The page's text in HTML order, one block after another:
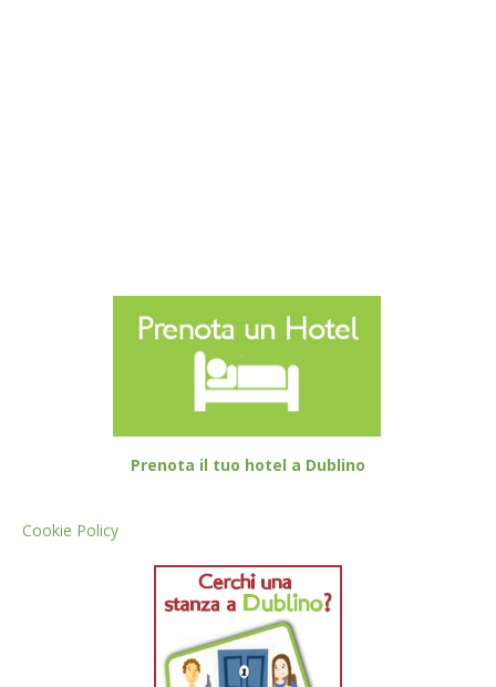
Prenota il tuo hotel a Dublino
Cookie Policy